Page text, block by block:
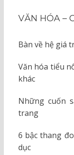
VĂN HÓA –
Bàn về hệ giá
Văn hóa tiểu
khác
Những cuốn
trang
6 bậc thang
dục